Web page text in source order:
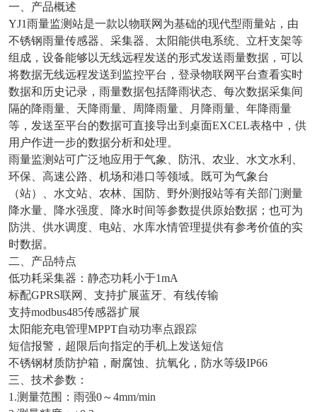
一、产品概述
YJ1雨量监测站是一款以物联网为基础的现代型雨量站，由
不锈钢雨量传感器、采集器、太阳能供电系统、立杆支架等
组成，设备能够以无线远程发送的形式发送雨量数据，可以
将数据无线远程发送到监控平台，登录物联网平台查看实时
数据和历史记录，雨量数据包括降雨状态、每次数据采集间
隔的降雨量、天降雨量、周降雨量、月降雨量、年降雨量
等，发送至平台的数据可直接导出到桌面EXCEL表格中，供
用户作进一步的数据分析和处理。
雨量监测站可广泛地应用于气象、防汛、农业、水文水利、
环保、高速公路、机场和港口等领域。既可为气象台
（站）、水文站、农林、国防、野外测报站等有关部门测量
降水量、降水强度、降水时间等参数提供原始数据；也可为
防洪、供水调度、电站、水库水情管理提供有参考价值的实
时数据。
二、产品特点
低功耗采集器：静态功耗小于1mA
标配GPRS联网、支持扩展蓝牙、有线传输
支持modbus485传感器扩展
太阳能充电管理MPPT自动功率点跟踪
短信报警，超限后向指定的手机上发送短信
不锈钢材质防护箱，耐腐蚀、抗氧化，防水等级IP66
三、技术参数：
1.测量范围：雨强0～4mm/min